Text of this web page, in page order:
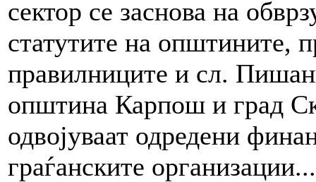
сектор се заснова на
статутите на општините,
правилниците и сл.
општина Карпош и град
одвојуваат одредени
граѓанските